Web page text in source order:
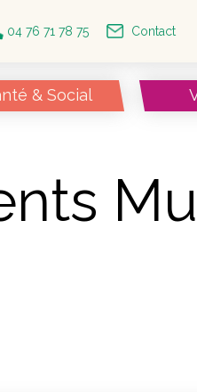
04 76 71 78 75 Contact
& Social